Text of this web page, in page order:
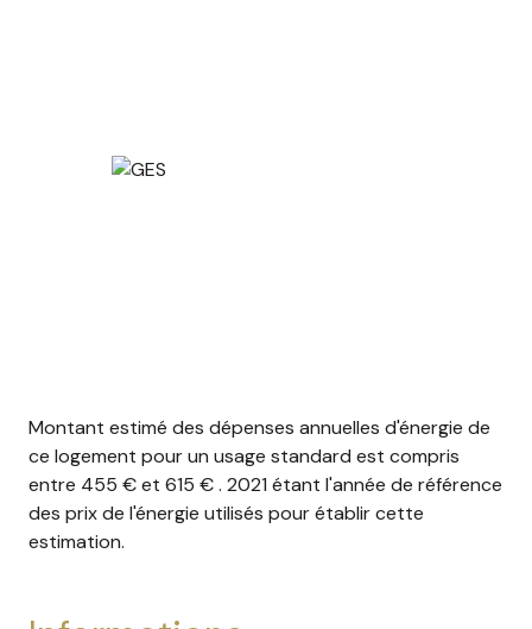
Montant estimé des dépenses annuelles d'énergie de
ce logement pour un usage standard est compris
entre 455 € et 615 € . 2021 étant l'année de référence
des prix de l'énergie utilisés pour établir cette
estimation.